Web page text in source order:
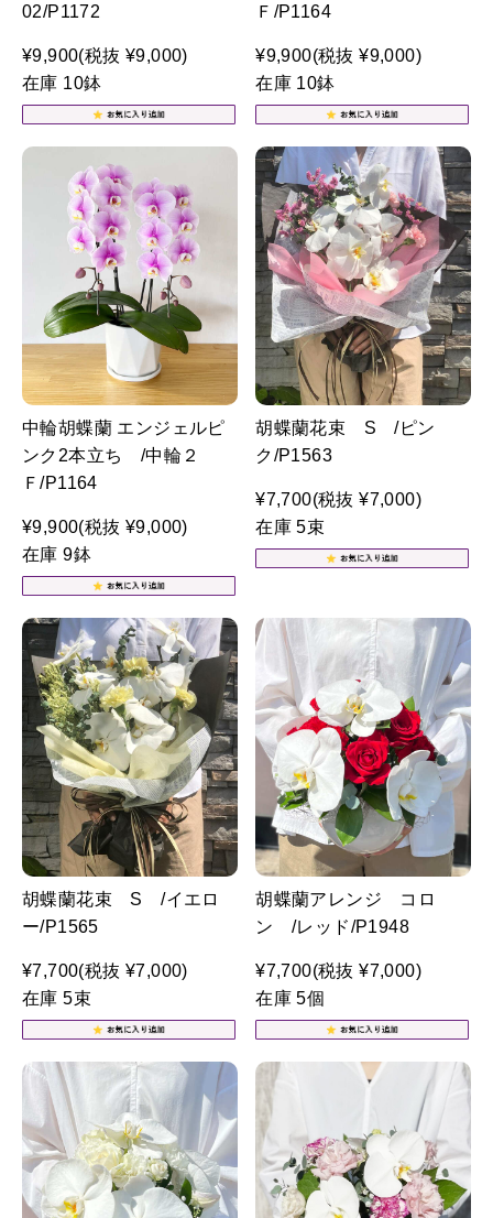
02/P1172
¥9,900(税抜 ¥9,000)
在庫 10鉢
Ｆ/P1164
¥9,900(税抜 ¥9,000)
在庫 10鉢
中輪胡蝶蘭 エンジェルピ
ンク2本立ち /中輪２
Ｆ/P1164
¥9,900(税抜 ¥9,000)
在庫 9鉢
胡蝶蘭花束 S /ピン
ク/P1563
¥7,700(税抜 ¥7,000)
在庫 5束
胡蝶蘭花束 S /イエロ
ー/P1565
¥7,700(税抜 ¥7,000)
在庫 5束
胡蝶蘭アレンジ コロ
ン /レッド/P1948
¥7,700(税抜 ¥7,000)
在庫 5個